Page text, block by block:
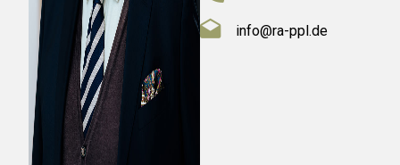
info@ra-ppl.de